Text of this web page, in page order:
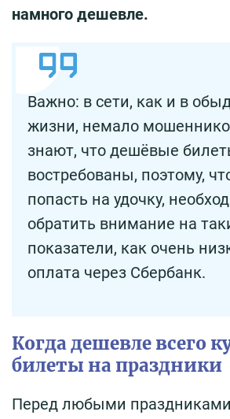
намного дешевле.
Важно: в сети, как и в
жизни, немало
знают, что дешёвые
востребованы, поэтому,
попасть на удочку,
обратить внимание на
показатели, как очень
оплата через Сбербанк.
Когда дешевле всего
билеты на праздники
Перед любыми